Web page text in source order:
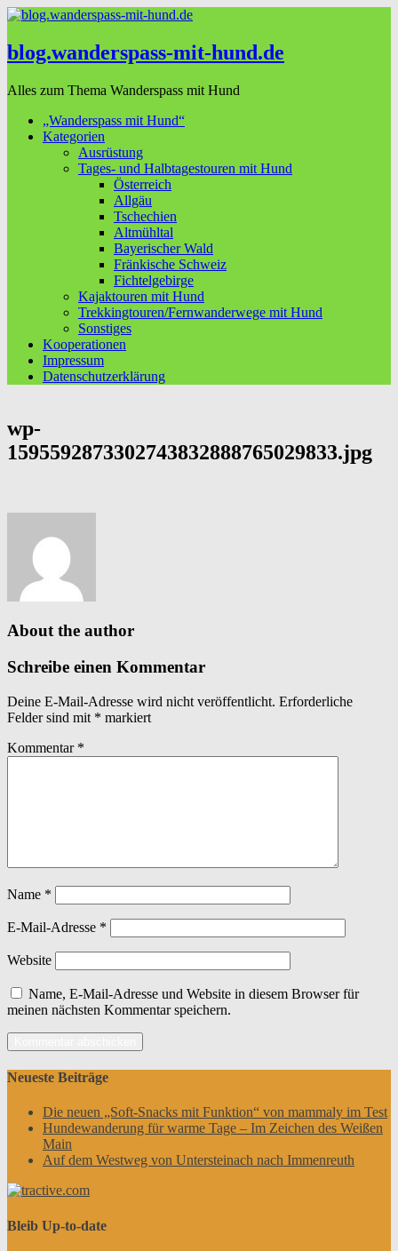
blog.wanderspass-mit-hund.de
Alles zum Thema Wanderspass mit Hund
„Wanderspass mit Hund“
Kategorien
Ausrüstung
Tages- und Halbtagestouren mit Hund
Österreich
Allgäu
Tschechien
Altmühltal
Bayerischer Wald
Fränkische Schweiz
Fichtelgebirge
Kajaktouren mit Hund
Trekkingtouren/Fernwanderwege mit Hund
Sonstiges
Kooperationen
Impressum
Datenschutzerklärung
wp-
1595592873302743832888765029833.jpg
About the author
Schreibe einen Kommentar
Deine E-Mail-Adresse wird nicht veröffentlicht. Erforderliche
Felder sind mit * markiert
Kommentar *
Name *
E-Mail-Adresse *
Website
Name, E-Mail-Adresse und Website in diesem Browser für
meinen nächsten Kommentar speichern.
Neueste Beiträge
Die neuen „Soft-Snacks mit Funktion“ von mammaly im Test
Hundewanderung für warme Tage – Im Zeichen des Weißen
Main
Auf dem Westweg von Untersteinach nach Immenreuth
Bleib Up-to-date